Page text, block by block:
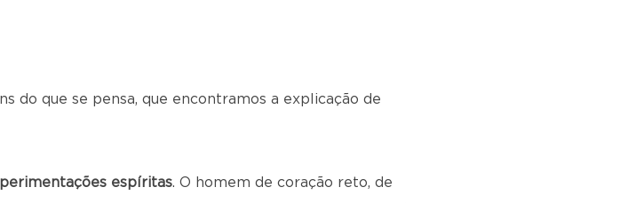
do que se pensa, que encontramos a explicação de
espíritas. O homem de coração reto, de